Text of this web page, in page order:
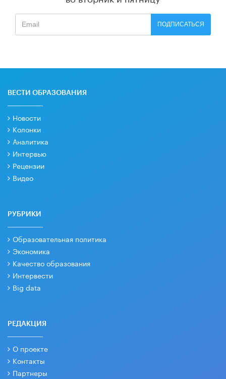
ПОДПИСАТЬСЯ
ВЕСТИ ОБРАЗОВАНИЯ
Новости
Колонки
Аналитика
Интервью
Рецензии
Видео
РУБРИКИ
Образовательная политика
Экономика
Качество образования
Интервести
Big data
РЕДАКЦИЯ
О проекте
Контакты
Партнеры